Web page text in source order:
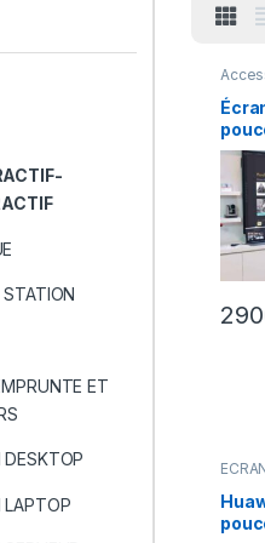
-
Ultra
ET
DESKTOP
LAPTOP